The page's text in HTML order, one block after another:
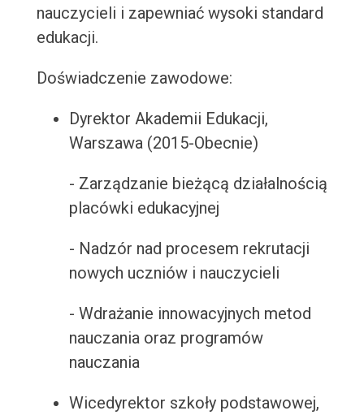
nauczycieli i zapewniać wysoki standard
edukacji.
Doświadczenie zawodowe:
Dyrektor Akademii Edukacji,
Warszawa (2015-Obecnie)
- Zarządzanie bieżącą działalnością
placówki edukacyjnej
- Nadzór nad procesem rekrutacji
nowych uczniów i nauczycieli
- Wdrażanie innowacyjnych metod
nauczania oraz programów
nauczania
Wicedyrektor szkoły podstawowej,